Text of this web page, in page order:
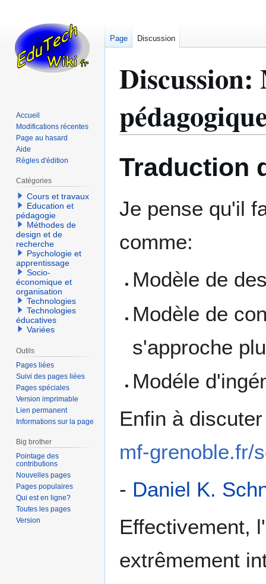
Discussion:
à
à
Traduction
Je pense qu'il
comme:
Modèle de
Modèle de
s'approche
Modéle
Enfin à
mf-grenoble.fr/
- Daniel K.
Effectivement,
extrêmement
Page Discussion
Accueil
Modifications récentes
Page au hasard
Aide
Règles d'édition
Catégories
Cours et travaux
Education et
pédagogie
Méthodes de
design et de
recherche
Psychologie et
apprentissage
Socio-
économique et
organisation
Technologies
Technologies
éducatives
Variées
Outils
Pages liées
Suivi des pages liées
Pages spéciales
Version imprimable
Lien permanent
Informations sur la page
Big brother
Pointage des
contributions
Nouvelles pages
Pages populaires
Qui est en ligne?
Toutes les pages
Version